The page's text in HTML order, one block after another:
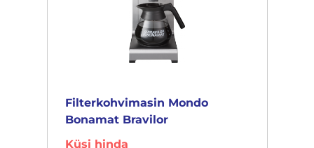
Filterkohvimasin Mondo
Bonamat Bravilor
Küsi hinda